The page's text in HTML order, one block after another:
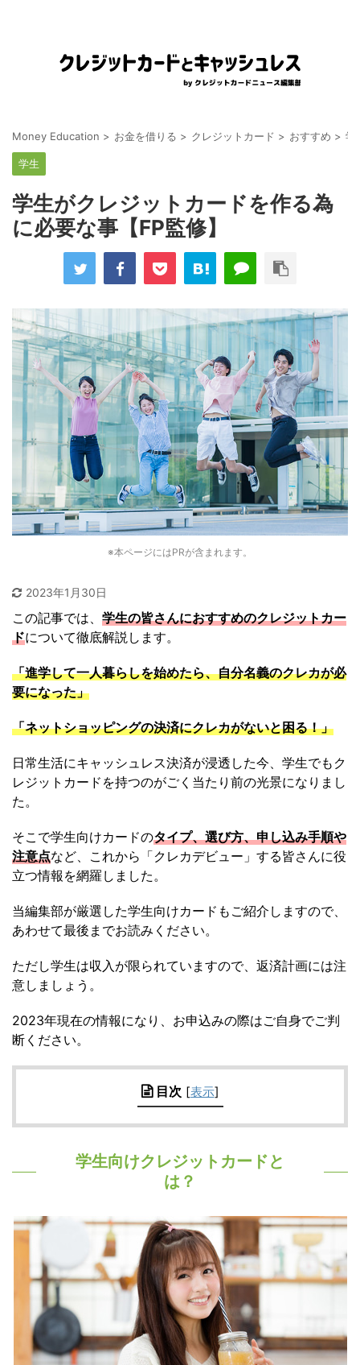
Money Education > お金を借りる > クレジットカード > おすすめ > 学
学生
学生がクレジットカードを作る為
に必要な事【FP監修】
※本ページにはPRが含まれます。
2023年1月30日
この記事では、 学生の皆さんにおすすめのクレジットカー
ドについて徹底解説します。
「進学して一人暮らしを始めたら、自分名義のクレカが必
要になった」
「ネットショッピングの決済にクレカがないと困る！」
日常生活にキャッシュレス決済が浸透した今、学生でもク
レジットカードを持つのがごく当たり前の光景になりまし
た。
そこで学生向けカードのタイプ、選び方、申し込み手順や
注意点など、これから「クレカデビュー」する皆さんに役
立つ情報を網羅しました。
当編集部が厳選した学生向けカードもご紹介しますので、
あわせて最後までお読みください。
ただし学生は収入が限られていますので、返済計画には注
意しましょう。
2023年現在の情報になり、お申込みの際はご自身でご判
断ください。
目次 [表示]
学生向けクレジットカードと
は？